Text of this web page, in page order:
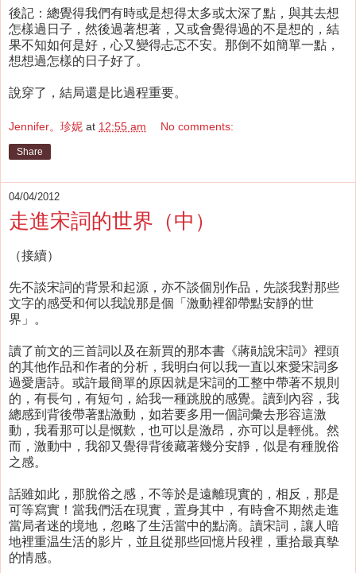
後記：總覺得我們有時或是想得太多或太深了點，與其去想
怎樣過日子，然後過著想著，又或會覺得過的不是想的，結
果不知如何是好，心又變得忐忑不安。那倒不如簡單一點，
想想過怎樣的日子好了。
說穿了，結局還是比過程重要。
Jennifer。珍妮 at 12:55 am No comments:
Share
04/04/2012
走進宋詞的世界（中）
（接續）
先不談宋詞的背景和起源，亦不談個別作品，先談我對那些
文字的感受和何以我說那是個「激動裡卻帶點安靜的世
界」。
讀了前文的三首詞以及在新買的那本書《蔣勛說宋詞》裡頭
的其他作品和作者的分析，我明白何以我一直以來愛宋詞多
過愛唐詩。或許最簡單的原因就是宋詞的工整中帶著不規則
的，有長句，有短句，給我一種跳脫的感覺。讀到內容，我
總感到背後帶著點激動，如若要多用一個詞彙去形容這激
動，我看那可以是慨歎，也可以是激昂，亦可以是輕佻。然
而，激動中，我卻又覺得背後藏著幾分安靜，似是有種脫俗
之感。
話雖如此，那脫俗之感，不等於是遠離現實的，相反，那是
可等寫實！當我們活在現實，置身其中，有時會不期然走進
當局者迷的境地，忽略了生活當中的點滴。讀宋詞，讓人暗
地裡重温生活的影片，並且從那些回憶片段裡，重拾最真摰
的情感。